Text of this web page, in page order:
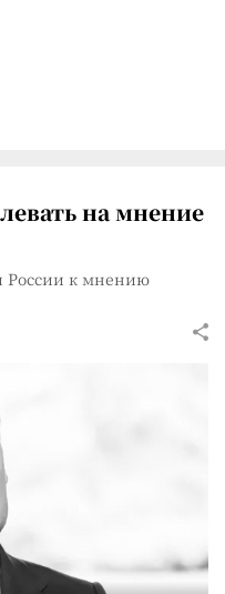
на мнение
России к мнению